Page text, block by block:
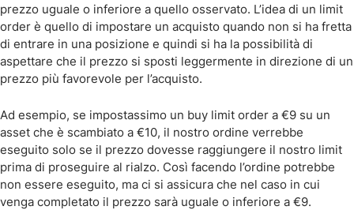
prezzo uguale o inferiore a quello osservato. L’idea di un limit
order è quello di impostare un acquisto quando non si ha fretta
di entrare in una posizione e quindi si ha la possibilità di
aspettare che il prezzo si sposti leggermente in direzione di un
prezzo più favorevole per l’acquisto.
Ad esempio, se impostassimo un buy limit order a €9 su un
asset che è scambiato a €10, il nostro ordine verrebbe
eseguito solo se il prezzo dovesse raggiungere il nostro limit
prima di proseguire al rialzo. Così facendo l’ordine potrebbe
non essere eseguito, ma ci si assicura che nel caso in cui
venga completato il prezzo sarà uguale o inferiore a €9.